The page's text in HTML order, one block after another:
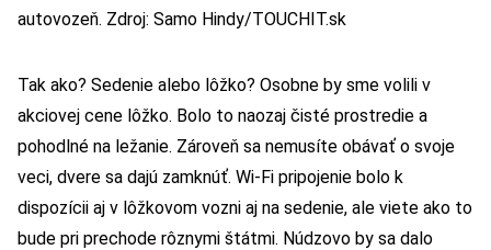
autovozeň. Zdroj: Samo Hindy/TOUCHIT.sk
Tak ako? Sedenie alebo lôžko? Osobne by sme volili v
akciovej cene lôžko. Bolo to naozaj čisté prostredie a
pohodlné na ležanie. Zároveň sa nemusíte obávať o svoje
veci, dvere sa dajú zamknúť. Wi-Fi pripojenie bolo k
dispozícii aj v lôžkovom vozni aj na sedenie, ale viete ako to
bude pri prechode rôznymi štátmi. Núdzovo by sa dalo